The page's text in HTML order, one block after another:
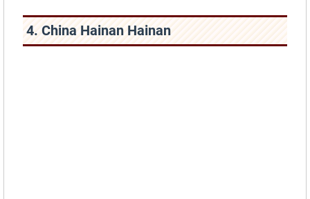
4. China Hainan Hainan